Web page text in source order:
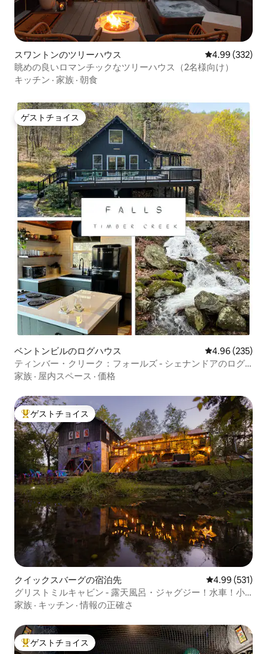
スワントンのツリーハウス レビュー332
4.99 (332)
眺めの良いロマンチックなツリーハウス（2名様向け）
キッチン · 家族 · 朝食
ゲストチョイス
ゲストチョイス
ベントンビルのログハウス レビュー235
4.96 (235)
ティンバー・クリーク：フォールズ - シェナンドアのログ
ハウス
家族 · 屋内スペース · 価格
大好評のゲストチョイスです。
ゲストチョイス
クイックスバーグの宿泊先 レビュー531
4.99 (531)
グリストミルキャビン - 露天風呂・ジャグジー！水車！小
川！
家族 · キッチン ·情報の正確さ
大好評のゲストチョイスです。
ゲストチョイス